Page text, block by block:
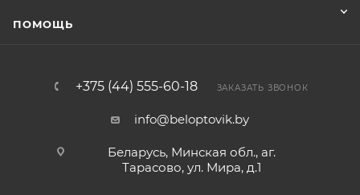
ПОМОЩЬ
+375 (44) 555-60-18 ЗАКАЗАТЬ ЗВОНОК
info@beloptovik.by
Беларусь, Минская обл., аг.
Тарасово, ул. Мира, д.1